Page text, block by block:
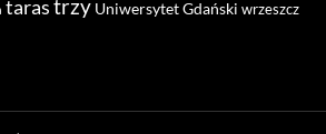
tarastrzy Uniwersytet Gdański wrzeszcz